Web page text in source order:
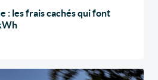
: les frais cachés qui font